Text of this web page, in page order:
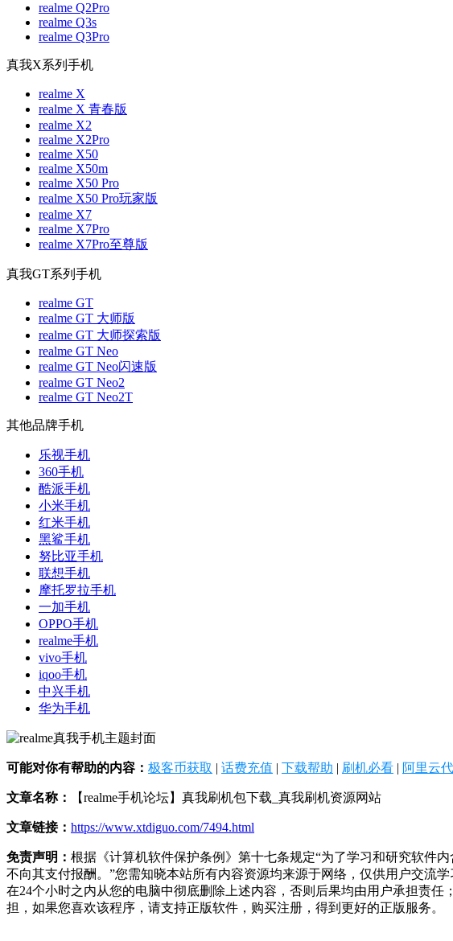
realme Q2Pro
realme Q3s
realme Q3Pro
真我X系列手机
realme X
realme X 青春版
realme X2
realme X2Pro
realme X50
realme X50m
realme X50 Pro
realme X50 Pro玩家版
realme X7
realme X7Pro
realme X7Pro至尊版
真我GT系列手机
realme GT
realme GT 大师版
realme GT 大师探索版
realme GT Neo
realme GT Neo闪速版
realme GT Neo2
realme GT Neo2T
其他品牌手机
乐视手机
360手机
酷派手机
小米手机
红米手机
黑鲨手机
努比亚手机
联想手机
摩托罗拉手机
一加手机
OPPO手机
realme手机
vivo手机
iqoo手机
中兴手机
华为手机
可能对你有帮助的内容： 极客币获取 | 话费充值 | 下载帮助 | 刷机必看 | 阿里云
文章名称： 【realme手机论坛】真我刷机包下载_真我刷机资源网站
文章链接： https://www.xtdiguo.com/7494.html
免责声明： 根据《计算机软件保护条例》第十七条规定“为了学习和研究软件
不向其支付报酬。”您需知晓本站所有内容资源均来源于网络，仅供用户交流
在24个小时之内从您的电脑中彻底删除上述内容，否则后果均由用户承担责
担，如果您喜欢该程序，请支持正版软件，购买注册，得到更好的正版服务。